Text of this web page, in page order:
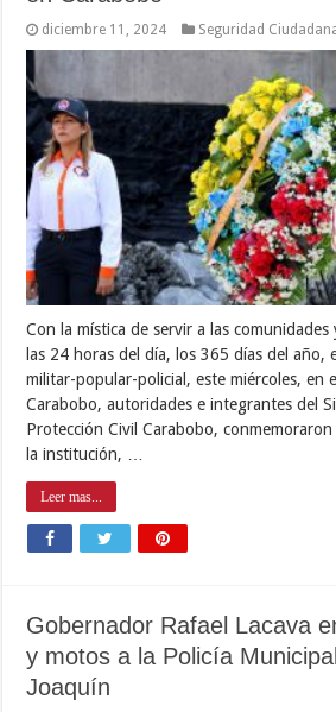
diciembre 11, 2024 Seguridad
Con la mística de servir a las
las 24 horas del día, los 365 días del año,
militar-popular-policial, este miércoles, en
Carabobo, autoridades e integrantes del
Protección Civil Carabobo,
la institución, …
Leer mas...
Gobernador Rafael Lacava
y motos a la Policía
Joaquín